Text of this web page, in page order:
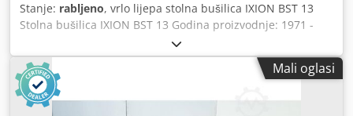
Stanje: rabljeno, vrlo lijepa stolna bušilica IXION BST 13
Stolna bušilica IXION BST 13 Godina proizvodnje: 1971 -
Serijski broj: 37919 Dimenzije: 220 x 400 x 820 mm Težina:
50 kg Online video-inspekcija putem WhatsAppa - MS
Zoom - Telegram Chsdpfxoxp H Dxe Aiqoa Na skladištu u
Emskirchen/Nürnberg – Odmah dostupno – Mogućnost
isprobavanja
Mali oglasi